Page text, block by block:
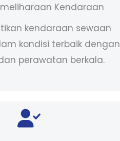
Kendaraan
kendaraan sewaan
kondisi terbaik dengan
perawatan berkala.